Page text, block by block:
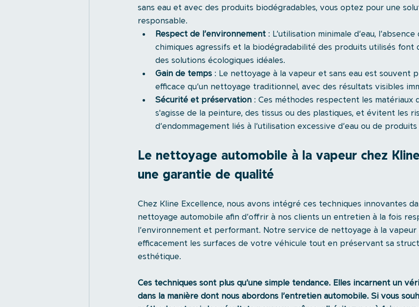
sans eau et avec des produits biodégradables, vous optez pour une
responsable.
Respect de l’environnement : L’utilisation minimale d’eau,
chimiques agressifs et la biodégradabilité des produits utilisés font
des solutions écologiques idéales.
Gain de temps : Le nettoyage à la vapeur et sans eau est souvent
efficace qu’un nettoyage traditionnel, avec des résultats visibles
Sécurité et préservation : Ces méthodes respectent les matériaux
s'agisse de la peinture, des tissus ou des plastiques, et évitent les
d’endommagement liés à l’utilisation excessive d’eau ou de
Le nettoyage automobile à la vapeur chez
une garantie de qualité
Chez Kline Excellence, nous avons intégré ces techniques innovantes
nettoyage automobile afin d’offrir à nos clients un entretien à la fois
l’environnement et performant. Notre service de nettoyage à la
efficacement les surfaces de votre véhicule tout en préservant sa
esthétique.
Ces techniques sont plus qu’une simple tendance. Elles incarnent un
dans la manière dont nous abordons l’entretien automobile. Si vous